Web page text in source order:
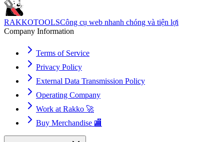
RAKKOTOOLSCông cụ web nhanh chóng và tiện lợi
Company Information
Terms of Service
Privacy Policy
External Data Transmission Policy
Operating Company
Work at Rakko 🚀
Buy Merchandise 🏬